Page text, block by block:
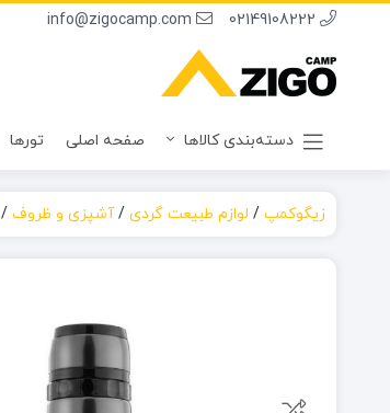
02149108222
info@zigocamp.com
دسته‌بندی کالاها صفحه اصلی تورها
زیگوکمپ/ لوازم طبیعت گردی/آشپزی و ظروف/